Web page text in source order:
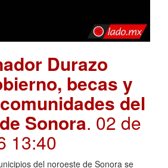
Durazo
becas y
del
Sonora. 02 de
13:40
del noroeste de Sonora se